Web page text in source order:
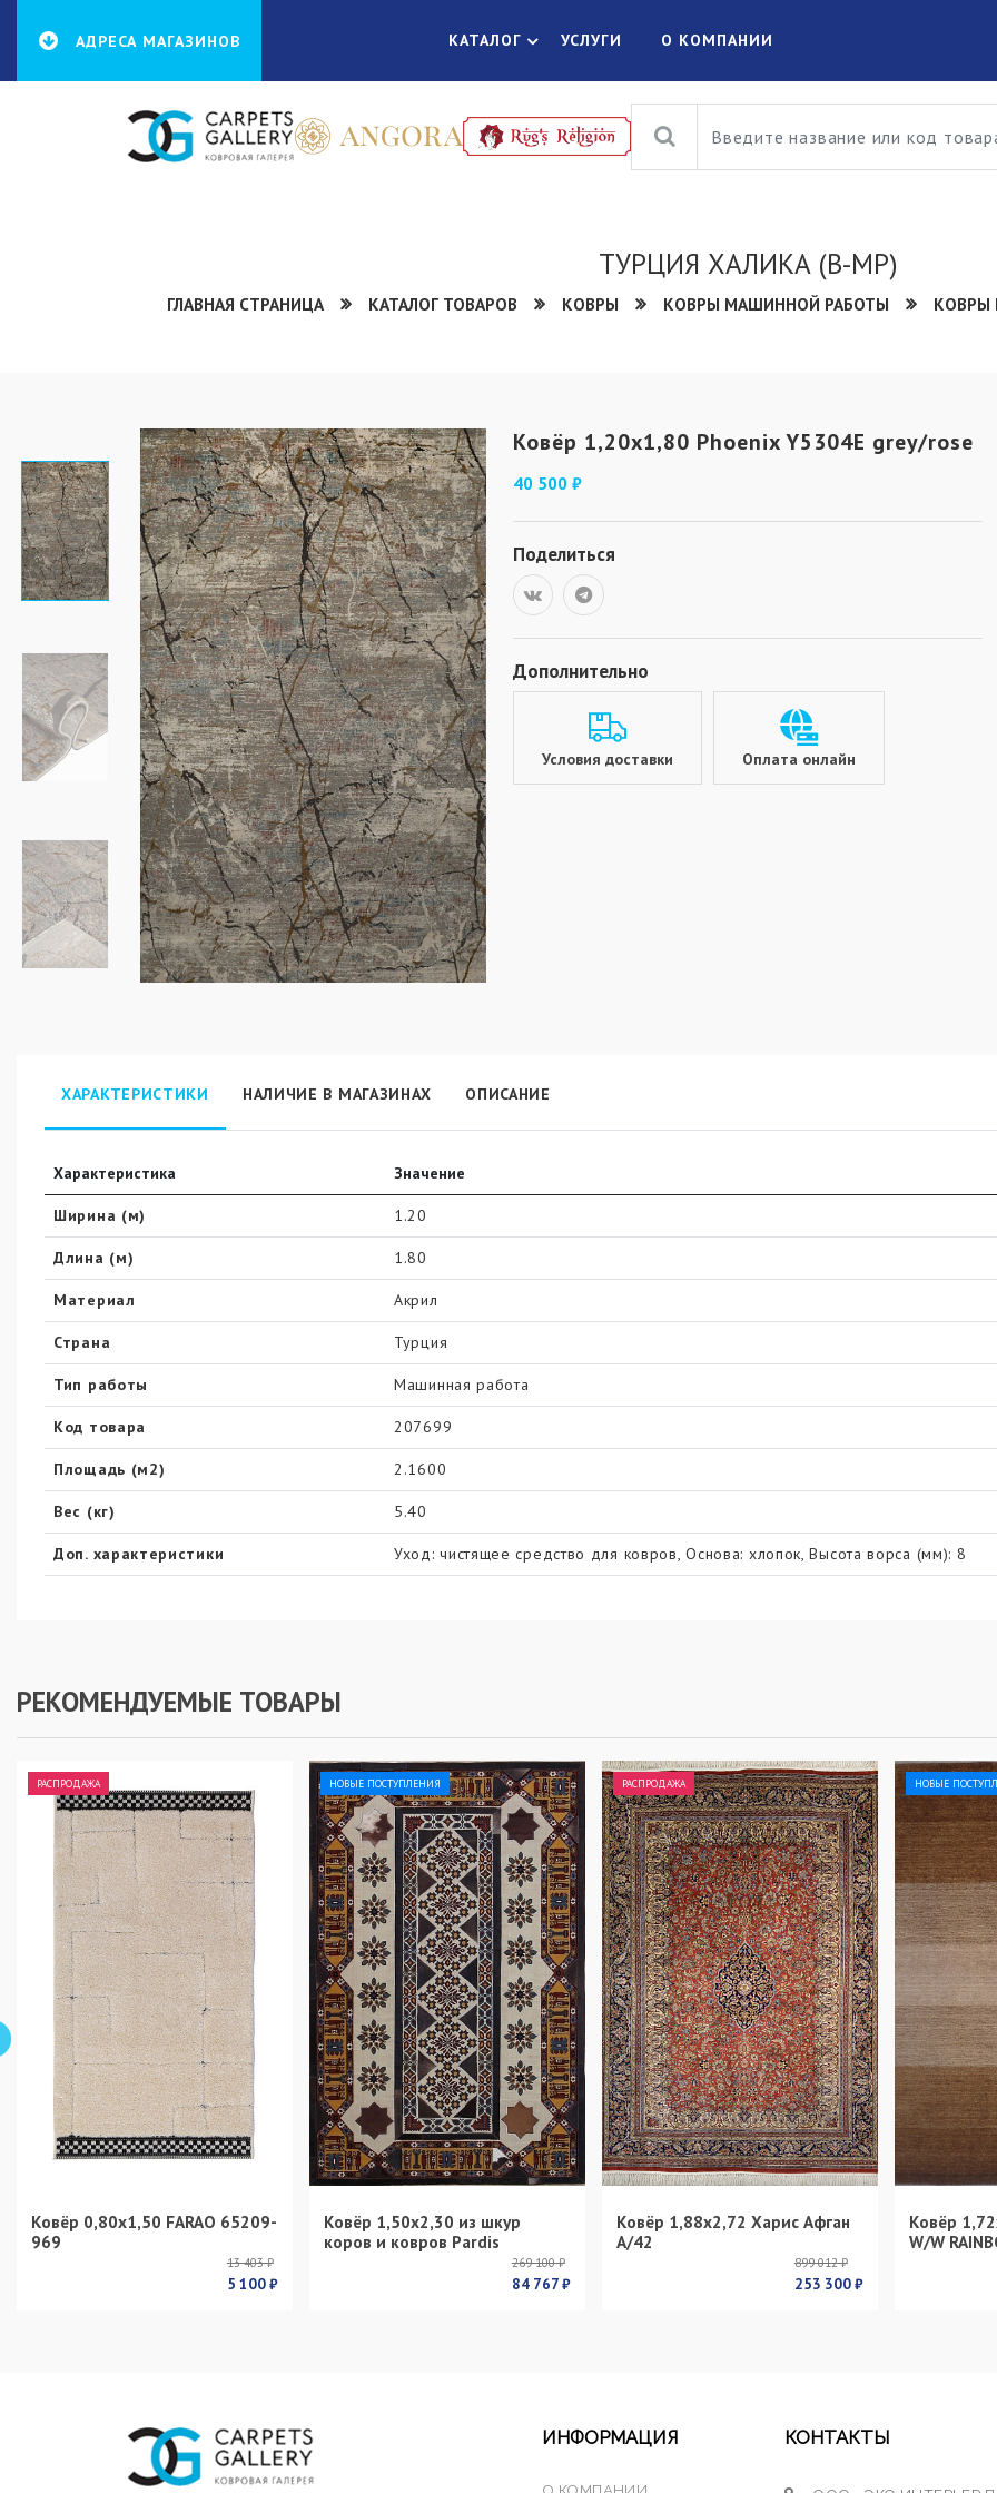
АДРЕСА МАГАЗИНОВ КАТАЛОГ УСЛУГИ О КОМПАНИИ
ТУРЦИЯ ХАЛИКА (В-МР)
ГЛАВНАЯ СТРАНИЦА КАТАЛОГ ТОВАРОВ КОВРЫ КОВРЫ МАШИННОЙ РАБОТЫ КОВРЫ
Ковёр 1,20х1,80 Phoenix Y5304E grey/rose
40 500 ₽
Поделиться
Дополнительно
Условия доставки Оплата онлайн
ХАРАКТЕРИСТИКИ НАЛИЧИЕ В МАГАЗИНАХ ОПИСАНИЕ
Характеристика Значение
Ширина (м) 1.20
Длина (м) 1.80
Материал Акрил
Страна Турция
Тип работы Машинная работа
Код товара 207699
Площадь (м2) 2.1600
Вес (кг) 5.40
Доп. характеристики Уход: чистящее средство для ковров, Основа: хлопок, Высота ворса (мм): 8
РЕКОМЕНДУЕМЫЕ ТОВАРЫ
РАСПРОДАЖА
Ковёр 0,80х1,50 FARAO 65209-
969
13 403 ₽
5 100 ₽
НОВЫЕ ПОСТУПЛЕНИЯ
Ковёр 1,50х2,30 из шкур
коров и ковров Pardis
269 100 ₽
84 767 ₽
РАСПРОДАЖА
Ковёр 1,88х2,72 Харис Афган
А/42
899 012 ₽
253 300 ₽
НОВЫЕ
Ковёр
W/W
ИНФОРМАЦИЯ КОНТАКТЫ